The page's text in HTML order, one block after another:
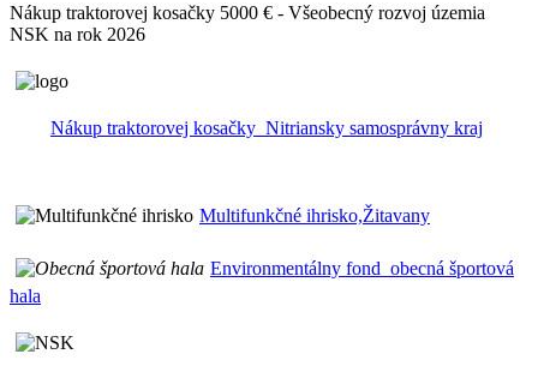
Nákup traktorovej kosačky 5000 € - Všeobecný rozvoj územia
NSK na rok 2026
Nákup traktorovej kosačky_Nitriansky samosprávny kraj
Multifunkčné ihrisko,Žitavany
Environmentálny fond_obecná športová
hala